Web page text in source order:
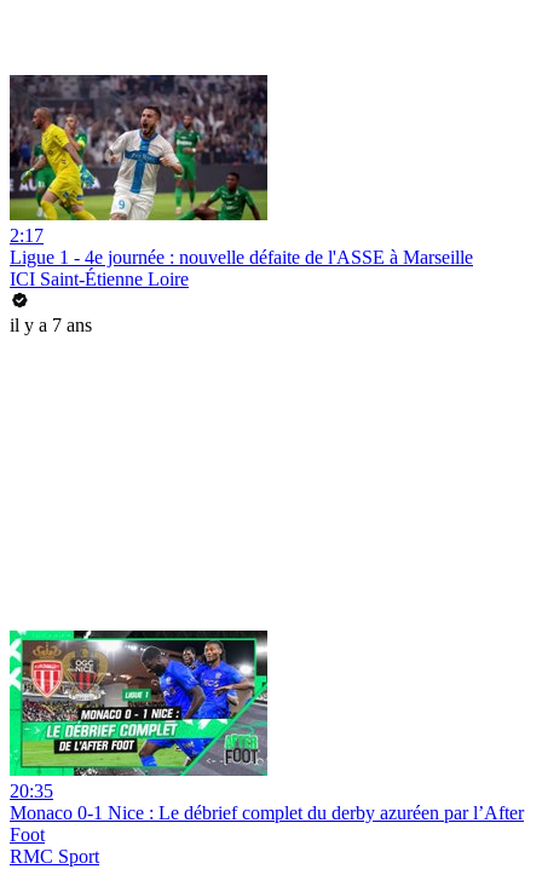
2:17
Ligue 1 - 4e journée : nouvelle défaite de l'ASSE à Marseille
ICI Saint-Étienne Loire
il y a 7 ans
20:35
Monaco 0-1 Nice : Le débrief complet du derby azuréen par l’After
Foot
RMC Sport